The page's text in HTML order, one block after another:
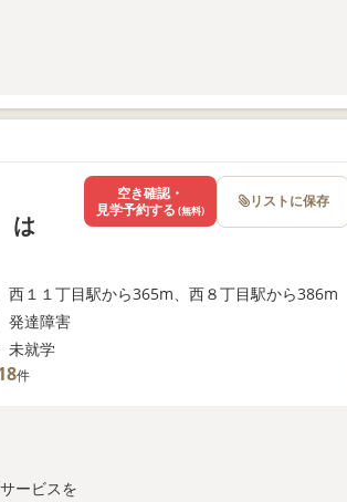
は
西１１丁目駅から365m、西８丁目駅から386m
発達障害
未就学
件
ービスを
空き確認・
見学予約する (無料) リストに保存